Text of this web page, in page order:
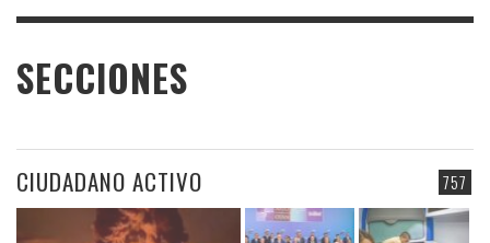
SECCIONES
757
CIUDADANO ACTIVO